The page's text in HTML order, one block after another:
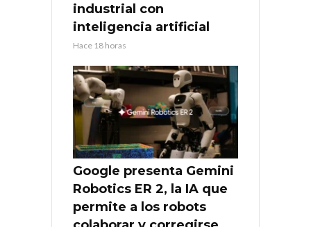
industrial con
inteligencia artificial
Hace 18 horas
Google presenta Gemini
Robotics ER 2, la IA que
permite a los robots